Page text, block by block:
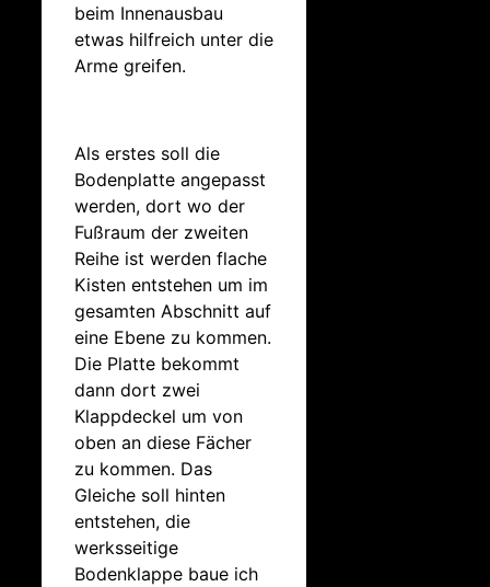
beim Innenausbau
etwas hilfreich unter die
Arme greifen.
Als erstes soll die
Bodenplatte angepasst
werden, dort wo der
Fußraum der zweiten
Reihe ist werden flache
Kisten entstehen um im
gesamten Abschnitt auf
eine Ebene zu kommen.
Die Platte bekommt
dann dort zwei
Klappdeckel um von
oben an diese Fächer
zu kommen. Das
Gleiche soll hinten
entstehen, die
werksseitige
Bodenklappe baue ich